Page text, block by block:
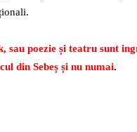
poezie și teatru sunt
din Sebeș și nu numai.